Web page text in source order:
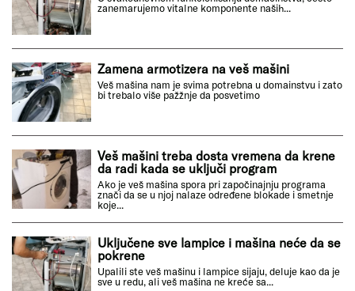
zanemarujemo vitalne komponente naših...
Zamena armotizera na veš mašini
Veš mašina nam je svima potrebna u domainstvu i zato
bi trebalo više pažžnje da posvetimo
Veš mašini treba dosta vremena da krene
da radi kada se uključi program
Ako je veš mašina spora pri započinajnju programa
znači da se u njoj nalaze određene blokade i smetnje
koje...
Uključene sve lampice i mašina neće da se
pokrene
Upalili ste veš mašinu i lampice sijaju, deluje kao da je
sve u redu, ali veš mašina ne kreće sa...